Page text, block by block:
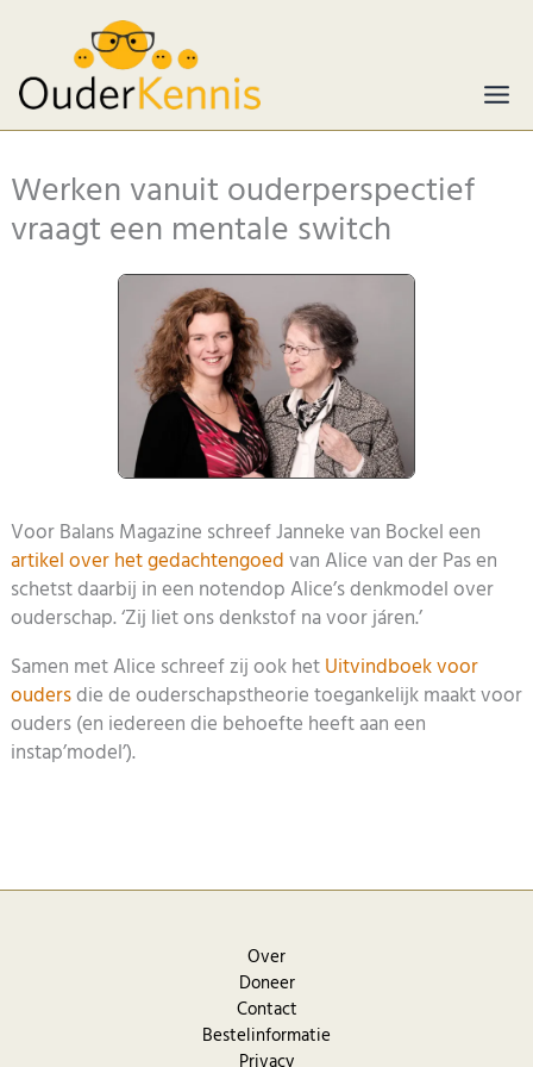
inhoud
Werken vanuit ouderperspectief
vraagt een mentale switch
Voor Balans Magazine schreef Janneke van Bockel een
artikel over het gedachtengoedvan Alice van der Pas en
schetst daarbij in een notendop Alice’s denkmodel over
ouderschap. ‘Zij liet ons denkstof na voor járen.’
Samen met Alice schreef zij ook hetUitvindboek voor
oudersdie de ouderschapstheorie toegankelijk maakt voor
ouders (en iedereen die behoefte heeft aan een
instap’model’).
Over
Doneer
Contact
Bestelinformatie